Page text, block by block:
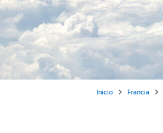
Inicio Francia